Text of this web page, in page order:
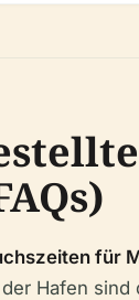
für
Hafen sind